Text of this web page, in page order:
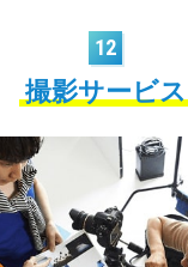
12
撮影サービス